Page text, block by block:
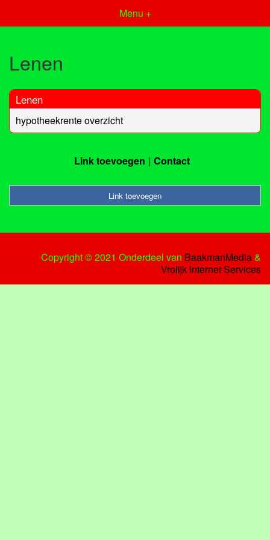
Menu +
Lenen
Lenen
hypotheekrente overzicht
Link toevoegen Contact
Link toevoegen
Copyright © 2021 Onderdeel van BaakmanMedia&
Vrolijk Internet Services